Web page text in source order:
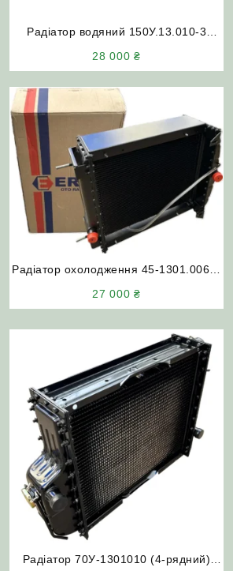
Радіатор водяний 150У.13.010-3
28 000₴
Радіатор охолодження 45-1301.006-А
27 000₴
Радіатор 70У-1301010 (4-рядний)